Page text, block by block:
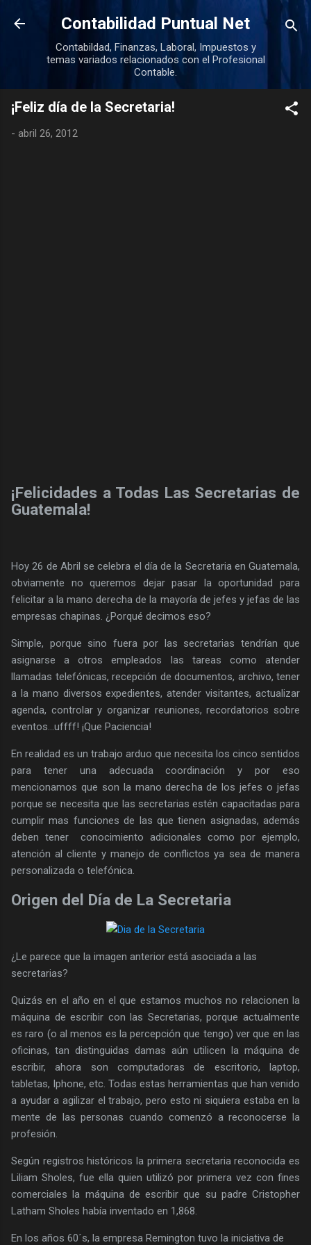
Ir al contenido principal
Contabilidad Puntual Net
Contabildad, Finanzas, Laboral, Impuestos y
temas variados relacionados con el Profesional
Contable.
¡Feliz día de la Secretaria!
- abril 26, 2012
¡Felicidades a Todas Las Secretarias de
Guatemala!
Hoy 26 de Abril se celebra el día de la Secretaria en Guatemala,
obviamente no queremos dejar pasar la oportunidad para
felicitar a la mano derecha de la mayoría de jefes y jefas de las
empresas chapinas. ¿Porqué decimos eso?
Simple, porque sino fuera por las secretarias tendrían que
asignarse a otros empleados las tareas como atender
llamadas telefónicas, recepción de documentos, archivo, tener
a la mano diversos expedientes, atender visitantes, actualizar
agenda, controlar y organizar reuniones, recordatorios sobre
eventos…uffff! ¡Que Paciencia!
En realidad es un trabajo arduo que necesita los cinco sentidos
para tener una adecuada coordinación y por eso
mencionamos que son la mano derecha de los jefes o jefas
porque se necesita que las secretarias estén capacitadas para
cumplir mas funciones de las que tienen asignadas, además
deben tener conocimiento adicionales como por ejemplo,
atención al cliente y manejo de conflictos ya sea de manera
personalizada o telefónica.
Origen del Día de La Secretaria
¿Le parece que la imagen anterior está asociada a las
secretarias?
Quizás en el año en el que estamos muchos no relacionen la
máquina de escribir con las Secretarias, porque actualmente
es raro (o al menos es la percepción que tengo) ver que en las
oficinas, tan distinguidas damas aún utilicen la máquina de
escribir, ahora son computadoras de escritorio, laptop,
tabletas, Iphone, etc. Todas estas herramientas que han venido
a ayudar a agilizar el trabajo, pero esto ni siquiera estaba en la
mente de las personas cuando comenzó a reconocerse la
profesión.
Según registros históricos la primera secretaria reconocida es
Liliam Sholes, fue ella quien utilizó por primera vez con fines
comerciales la máquina de escribir que su padre Cristopher
Latham Sholes había inventado en 1,868.
En los años 60´s, la empresa Remington tuvo la iniciativa de